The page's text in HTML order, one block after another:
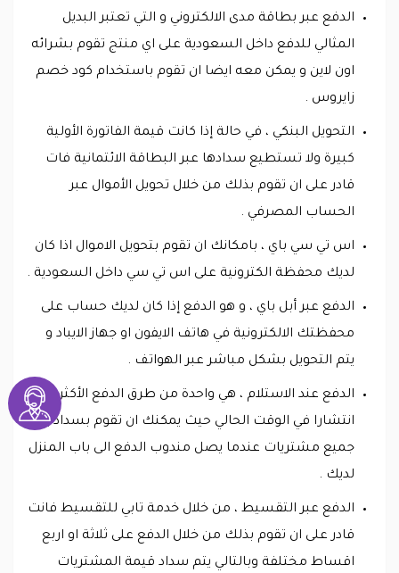
الدفع عبر بطاقة مدى الالكتروني و التي تعتبر البديل
المثالي للدفع داخل السعودية على اي منتج تقوم بشرائه
اون لاين و يمكن معه ايضا ان تقوم باستخدام كود خصم
زايروس .
التحويل البنكي ، في حالة إذا كانت قيمة الفاتورة الأولية
كبيرة ولا تستطيع سدادها عبر البطاقة الائتمانية فات
قادر على ان تقوم بذلك من خلال تحويل الأموال عبر
الحساب المصرفي .
اس تي سي باي ، بامكانك ان تقوم بتحويل الاموال اذا كان
لديك محفظة الكترونية على اس تي سي داخل السعودية .
الدفع عبر أبل باي ، و هو الدفع إذا كان لديك حساب على
محفظتك الالكترونية في هاتف الايفون او جهاز الايباد و
يتم التحويل بشكل مباشر عبر الهواتف .
الدفع عند الاستلام ، هي واحدة من طرق الدفع الأكثر
انتشارا في الوقت الحالي حيث يمكنك ان تقوم بسداد يمة
جميع مشتريات عندما يصل مندوب الدفع الى باب المنزل
لديك .
الدفع عبر التقسيط ، من خلال خدمة تابي للتقسيط فانت
قادر على ان تقوم بذلك من خلال الدفع على ثلاثة او اربع
اقساط مختلفة وبالتالي يتم سداد قيمة المشتريات